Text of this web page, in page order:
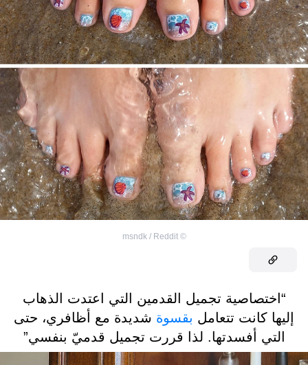
©
msndk / Reddit
“اختصاصية تجميل القدمين التي اعتدت الذهاب
إليها كانت تتعامل بقسوة شديدة مع أظافري، حتى
التي أفسدتها. لذا قررت تجميل قدميّ بنفسي”